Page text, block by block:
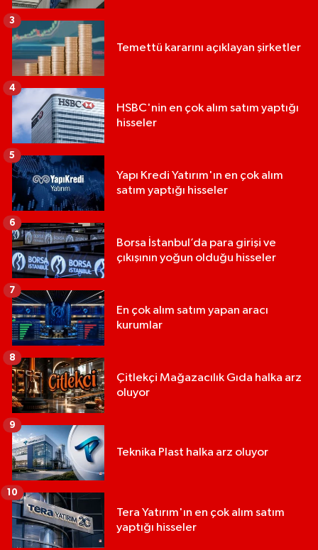
Temettü kararını açıklayan şirketler
3
HSBC'nin en çok alım satım yaptığı
hisseler
4
Yapı Kredi Yatırım'ın en çok alım
satım yaptığı hisseler
5
Borsa İstanbul’da para girişi ve
çıkışının yoğun olduğu hisseler
6
En çok alım satım yapan aracı
kurumlar
7
Çitlekçi Mağazacılık Gıda halka arz
oluyor
8
Teknika Plast halka arz oluyor
9
Tera Yatırım'ın en çok alım satım
yaptığı hisseler
10